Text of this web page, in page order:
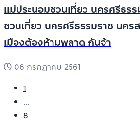
แม่ประนอมชวนเที่ยว นครศรีธร
ชวนเที่ยว นครศรีธรรมราช นคร
เมืองต้องห้ามพลาด กันจ้า
06 กรกฎาคม 2561
1
...
8